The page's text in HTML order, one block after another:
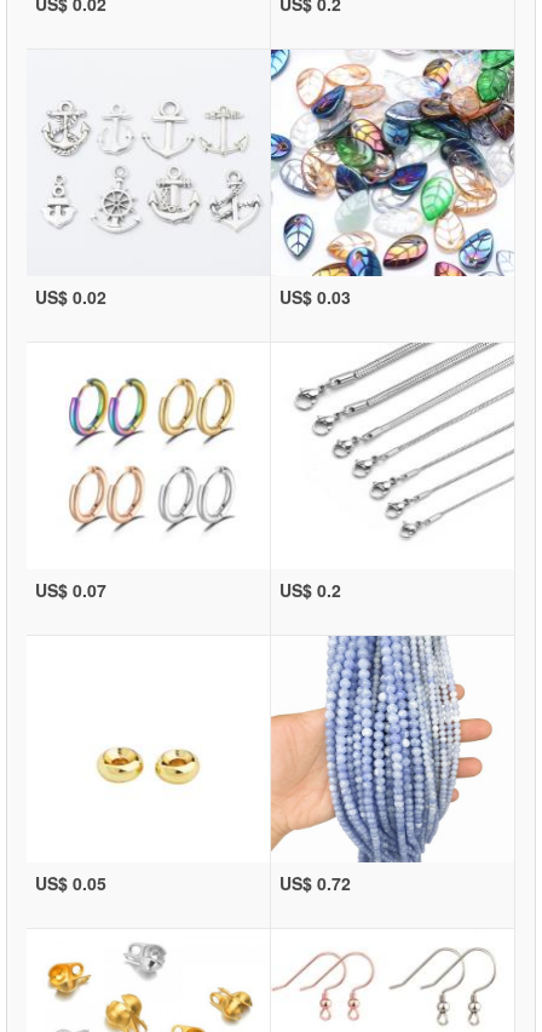
US$ 0.02 US$ 0.03
US$ 0.07 US$ 0.2
US$ 0.05 US$ 0.72